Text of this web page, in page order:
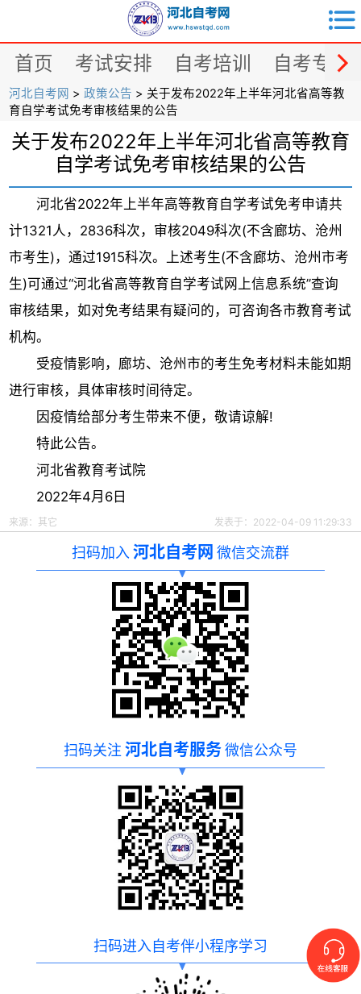

首页 考试安排 自考培训 自考专业

河北自考网 >政策公告 > 关于发布2022年上半年河北省高等教
育自学考试免考审核结果的公告
关于发布2022年上半年河北省高等教育
自学考试免考审核结果的公告
河北省2022年上半年高等教育自学考试免考申请共
计1321人，2836科次，审核2049科次(不含廊坊、沧州
市考生)，通过1915科次。上述考生(不含廊坊、沧州市考
生)可通过“河北省高等教育自学考试网上信息系统”查询
审核结果，如对免考结果有疑问的，可咨询各市教育考试
机构。
受疫情影响，廊坊、沧州市的考生免考材料未能如期
进行审核，具体审核时间待定。
因疫情给部分考生带来不便，敬请谅解!
特此公告。
河北省教育考试院
2022年4月6日
来源：其它 发表于：2022-04-09 11:29:33
扫码加入 河北自考网 微信交流群
扫码关注 河北自考服务 微信公众号
扫码进入自考伴小程序学习